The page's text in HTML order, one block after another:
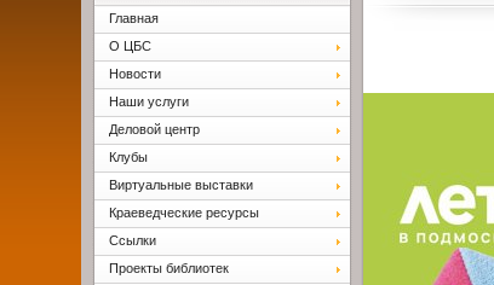
Главная
О ЦБС
Новости
Наши услуги
Деловой центр
Клубы
Виртуальные выставки
Краеведческие ресурсы
Ссылки
Проекты библиотек